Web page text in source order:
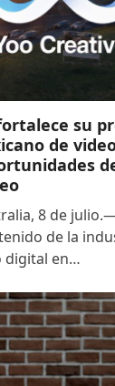
su
de
8 de
de la
digital en…